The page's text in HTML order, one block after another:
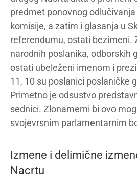
predmet ponovnog
komisije, a zatim i glasanja u
referendumu, ostati bezimeni.
narodnih poslanika, odborskih
ostati ubeleženi imenom i
11, 10 su poslanici poslaničke
Primetno je odsustvo
sednici. Zlonamerni bi ovo
svojevrsnim parlamentarnim
Izmene i delimične
Nacrtu